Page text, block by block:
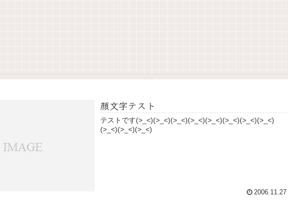
顔文字テスト
テストです(>_<)(>_<)(>_<)(>_<)(>_<)(>_<)(>_<)(>_<)
(>_<)(>_<)(>_<)
2006.11.27